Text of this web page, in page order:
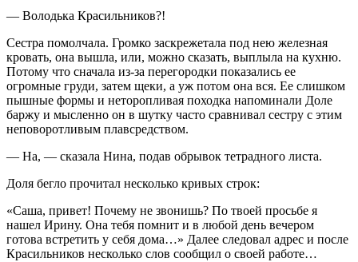
— Володька Красильников?!
Сестра помолчала. Громко заскрежетала под нею железная
кровать, она вышла, или, можно сказать, выплыла на кухню.
Потому что сначала из-за перегородки показались ее
огромные груди, затем щеки, а уж потом она вся. Ее слишком
пышные формы и неторопливая походка напоминали Доле
баржу и мысленно он в шутку часто сравнивал сестру с этим
неповоротливым плавсредством.
— На, — сказала Нина, подав обрывок тетрадного листа.
Доля бегло прочитал несколько кривых строк:
«Саша, привет! Почему не звонишь? По твоей просьбе я
нашел Ирину. Она тебя помнит и в любой день вечером
готова встретить у себя дома…» Далее следовал адрес и после
Красильников несколько слов сообщил о своей работе…